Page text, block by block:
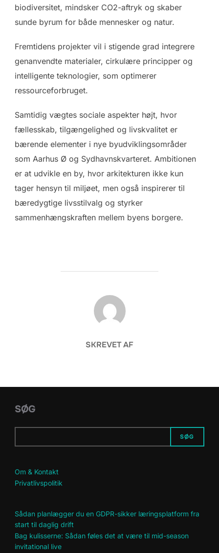
biodiversitet, mindsker CO2-aftryk og skaber
sunde byrum for både mennesker og natur.
Fremtidens projekter vil i stigende grad integrere
genanvendte materialer, cirkulære principper og
intelligente teknologier, som optimerer
ressourceforbruget.
Samtidig vægtes sociale aspekter højt, hvor
fællesskab, tilgængelighed og livskvalitet er
bærende elementer i nye byudviklingsområder
som Aarhus Ø og Sydhavnskvarteret. Ambitionen
er at udvikle en by, hvor arkitekturen ikke kun
tager hensyn til miljøet, men også inspirerer til
bæredygtige livsstilvalg og styrker
sammenhængskraften mellem byens borgere.
FORFATTER
SKREVET AF
SØG
SØG
Om & Kontakt
Privatlivspolitik
Sådan planlægger du en GDPR-sikker læringsplatform fra
start til daglig drift
Bag kulisserne: Sådan føles det at være til mid-season
invitational live